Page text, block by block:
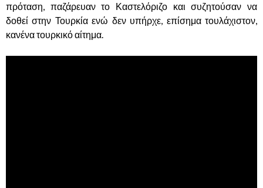
πρόταση, παζάρευαν το Καστελόριζο και συζητούσαν να
δοθεί στην Τουρκία ενώ δεν υπήρχε, επίσημα τουλάχιστον,
κανένα τουρκικό αίτημα.